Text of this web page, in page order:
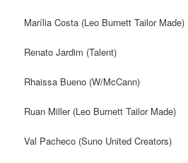
Marília Costa (Leo Burnett Tailor Made)
Renato Jardim (Talent)
Rhaissa Bueno (W/McCann)
Ruan Miller (Leo Burnett Tailor Made)
Val Pacheco (Suno United Creators)